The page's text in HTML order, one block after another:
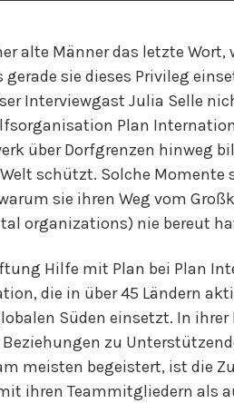
alte Männer das letzte Wort,
sie dieses Privileg
Interviewgast Julia Selle
Plan
über Dorfgrenzen hinweg
schützt. Solche Momente
sie ihren Weg vom
organizations) nie bereut
Hilfe mit Plan bei Plan
die in über 45 Ländern
Süden einsetzt. In
zu
meisten begeistert, ist die
ihren Teammitgliedern als